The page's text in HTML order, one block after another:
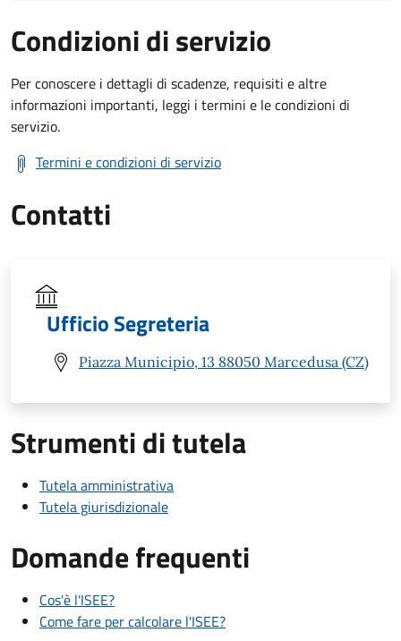
Condizioni di servizio
Per conoscere i dettagli di scadenze, requisiti e altre
informazioni importanti, leggi i termini e le condizioni di
servizio.
Termini e condizioni di servizio
Contatti
Ufficio Segreteria
Piazza Municipio, 13 88050 Marcedusa (CZ)
Strumenti di tutela
Tutela amministrativa
Tutela giurisdizionale
Domande frequenti
Cos'è l'ISEE?
Come fare per calcolare l'ISEE?